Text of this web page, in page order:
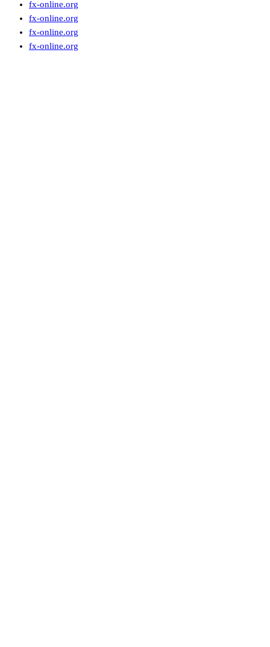
fx-online.org
fx-online.org
fx-online.org
fx-online.org